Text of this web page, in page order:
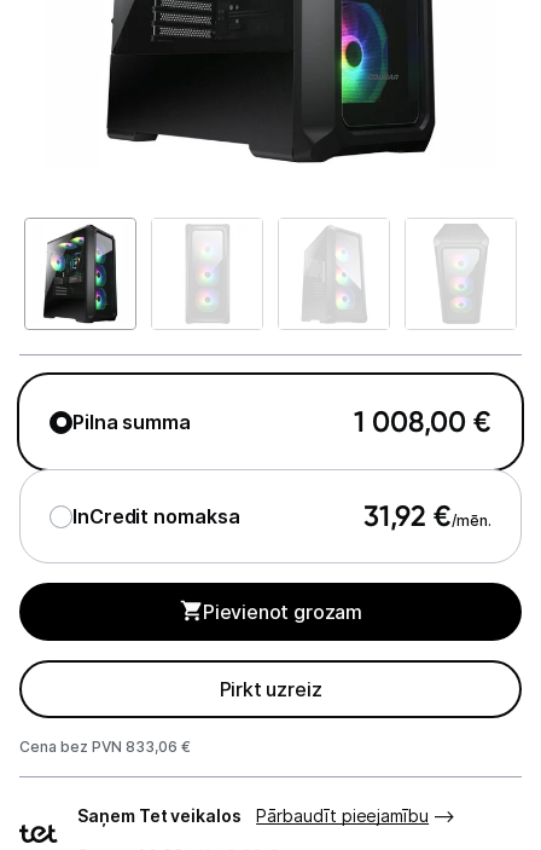
GAMING pasaule >
Portatīvie datori un piederumi
Stacionārie datori un piederumi
Stacionārie datori
Peles
Klaviatūras
Web kameras
Spēļu konsoles un piederumi
Projektori un ekrāni
Tīkla iekārtas
Pilna summa 1 008,00 €
InCredit nomaksa 31,92 €/mēn.
Pievienot grozam
Pirkt uzreiz
Cena bez PVN 833,06 €
veidi
Saņem Tet veikalos
Pārbaudīt pieejamību